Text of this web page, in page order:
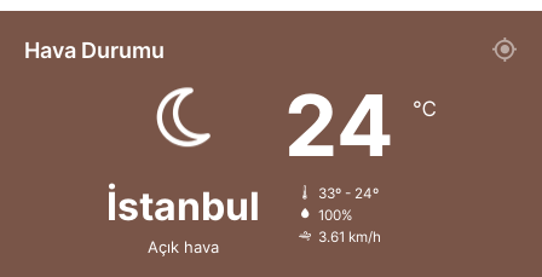
Hava Durumu
İstanbul
Açık hava
24 ℃
33º - 24º
100%
3.61 km/h